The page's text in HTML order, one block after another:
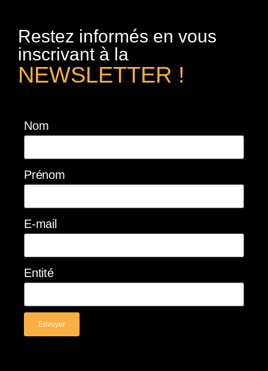
Restez informés en vous
inscrivant à la
NEWSLETTER !
Nom
Prénom
E-mail
Entité
Envoyer